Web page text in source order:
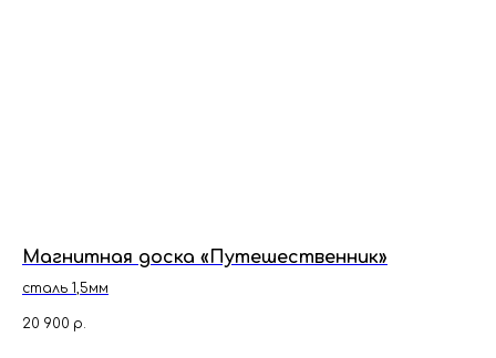
Магнитная доска «Путешественник»
сталь 1,5мм
20 900 р.